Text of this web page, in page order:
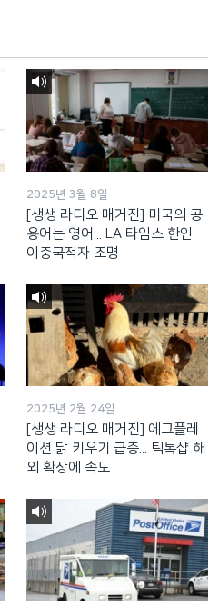
2025년 3월 8일
[생생 라디오 매거진] 미국의 공
용어는 영어... LA 타임스 한인
이중국적자 조명
2025년 2월 24일
[생생 라디오 매거진] 에그플레
이션 닭 키우기 급증... 틱톡샵 해
외 확장에 속도